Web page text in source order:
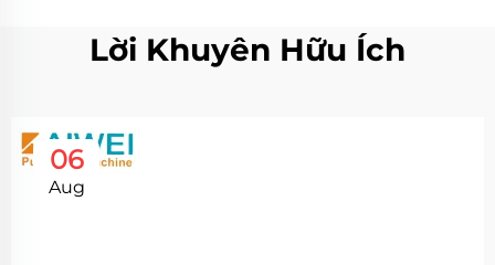
Lời Khuyên Hữu Ích
06
Aug